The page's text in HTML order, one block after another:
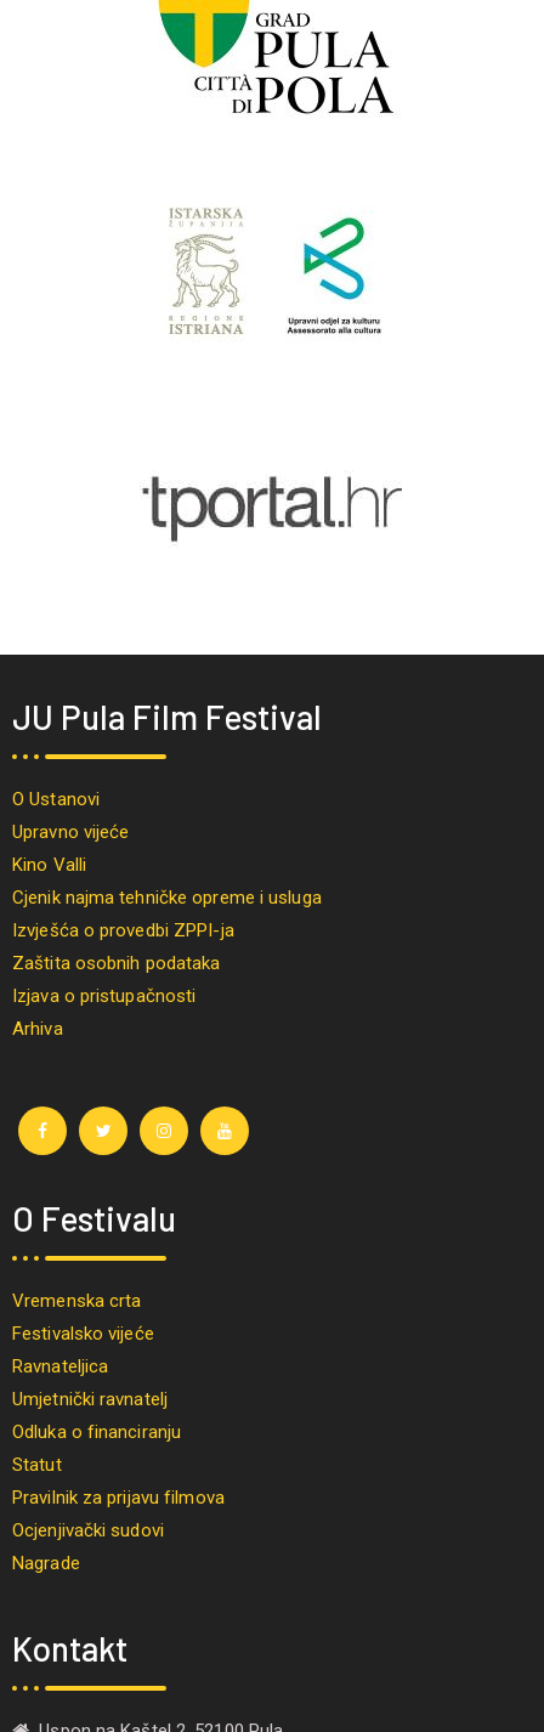
JU Pula Film Festival
O Ustanovi
Upravno vijeće
Kino Valli
Cjenik najma tehničke opreme i usluga
Izvješća o provedbi ZPPI-ja
Zaštita osobnih podataka
Izjava o pristupačnosti
Arhiva
O Festivalu
Vremenska crta
Festivalsko vijeće
Ravnateljica
Umjetnički ravnatelj
Odluka o financiranju
Statut
Pravilnik za prijavu filmova
Ocjenjivački sudovi
Nagrade
Kontakt